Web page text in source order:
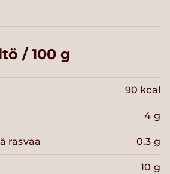
/ 100 g
90 kcal
4 g
rasvaa 0.3 g
10 g